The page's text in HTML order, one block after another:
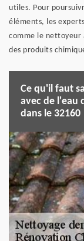
utiles. Pour
éléments, les
comme le nettoyeur
des produits
Ce qu'il faut
avec de l'eau
dans le 32160